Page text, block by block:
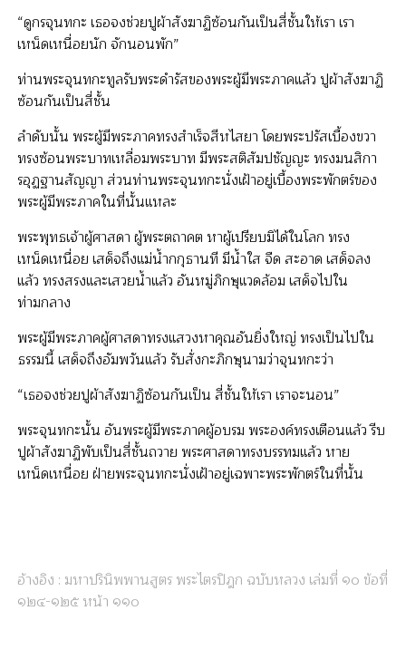
“ดูกรจุนทกะ เธอจงช่วยปูผ้าสังฆาฏิซ้อนกันเป็นสี่ชั้นให้เรา เรา
เหน็ดเหนื่อยนัก จักนอนพัก”
ท่านพระจุนทกะทูลรับพระดำรัสของพระผู้มีพระภาคแล้ว ปูผ้าสังฆาฏิ
ซ้อนกันเป็นสี่ชั้น
ลำดับนั้น พระผู้มีพระภาคทรงสำเร็จสีหไสยา โดยพระปรัสเบื้องขวา
ทรงซ้อนพระบาทเหลื่อมพระบาท มีพระสติสัมปชัญญะ ทรงมนสิกา
รอุฏฐานสัญญา ส่วนท่านพระจุนทกะนั่งเฝ้าอยู่เบื้องพระพักตร์ของ
พระผู้มีพระภาคในที่นั้นแหละ
พระพุทธเจ้าผู้ศาสดา ผู้พระตถาคต หาผู้เปรียบมิได้ในโลก ทรง
เหน็ดเหนื่อย เสด็จถึงแม่น้ำกกุธานที มีน้ำใส จืด สะอาด เสด็จลง
แล้ว ทรงสรงและเสวยน้ำแล้ว อันหมู่ภิกษุแวดล้อม เสด็จไปใน
ท่ามกลาง
พระผู้มีพระภาคผู้ศาสดาทรงแสวงหาคุณอันยิ่งใหญ่ ทรงเป็นไปใน
ธรรมนี้ เสด็จถึงอัมพวันแล้ว รับสั่งกะภิกษุนามว่าจุนทกะว่า
“เธอจงช่วยปูผ้าสังฆาฏิซ้อนกันเป็น สี่ชั้นให้เรา เราจะนอน”
พระจุนทกะนั้น อันพระผู้มีพระภาคผู้อบรม พระองค์ทรงเตือนแล้ว รีบ
ปูผ้าสังฆาฏิพับเป็นสี่ชั้นถวาย พระศาสดาทรงบรรทมแล้ว หาย
เหน็ดเหนื่อย ฝ่ายพระจุนทกะนั่งเฝ้าอยู่เฉพาะพระพักตร์ในที่นั้น
อ้างอิง : มหาปรินิพพานสูตร พระไตรปิฎก ฉบับหลวง เล่มที่ ๑๐ ข้อที่
๑๒๔-๑๒๕ หน้า ๑๑๐